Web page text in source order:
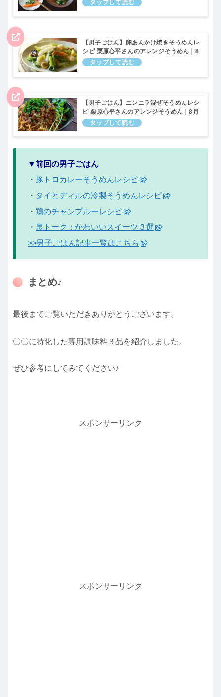
【男子ごはん】卵あんかけ焼きそうめんレ
シピ 栗原心平さんのアレンジそうめん｜8
月29日
【男子ごはん】ニンニラ混ぜそうめんレシ
ピ 栗原心平さんのアレンジそうめん｜8月
29日
▼前回の男子ごはん
・ 豚トロカレーそうめんレシピ
・ タイとディルの冷製そうめんレシピ
・ 鶏のチャンプルーレシピ
・ 裏トーク：かわいいスイーツ３選
>>男子ごはん記事一覧はこちら
まとめ♪
最後までご覧いただきありがとうございます。
〇〇に特化した専用調味料３品を紹介しました。
ぜひ参考にしてみてください♪
スポンサーリンク
スポンサーリンク